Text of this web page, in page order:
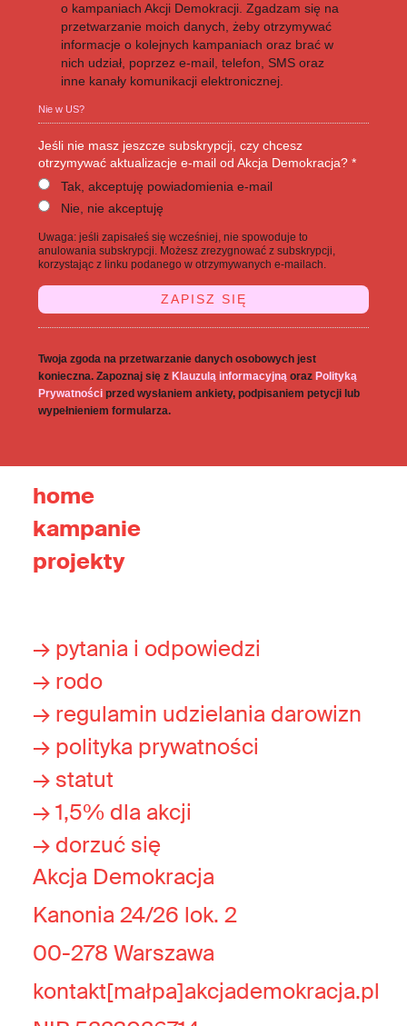
o kampaniach Akcji Demokracji. Zgadzam się na
przetwarzanie moich danych, żeby otrzymywać
informacje o kolejnych kampaniach oraz brać w
nich udział, poprzez e-mail, telefon, SMS oraz
inne kanały komunikacji elektronicznej.
Nie wUS?
Jeśli nie masz jeszcze subskrypcji, czy chcesz
otrzymywać aktualizacje e-mail od Akcja Demokracja? *
Tak, akceptuję powiadomienia e-mail
Nie, nie akceptuję
Uwaga: jeśli zapisałeś się wcześniej, nie spowoduje to
anulowania subskrypcji. Możesz zrezygnować z subskrypcji,
korzystając z linku podanego w otrzymywanych e-mailach.
Twoja zgoda na przetwarzanie danych osobowych jest
konieczna. Zapoznaj się z Klauzulą informacyjną oraz Polityką
Prywatności przed wysłaniem ankiety, podpisaniem petycji lub
wypełnieniem formularza.
home
kampanie
projekty
→ pytania i odpowiedzi
→ rodo
→ regulamin udzielania darowizn
→ polityka prywatności
→ statut
→ 1,5% dla akcji
→ dorzuć się
Akcja Demokracja
Kanonia 24/26 lok. 2
00-278 Warszawa
kontakt[małpa]akcjademokracja.pl